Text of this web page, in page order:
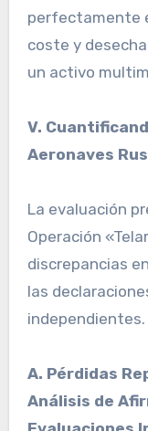
perfectamente
coste y
un activo
V.
Aeronaves
La evaluación
Operación
discrepancias
las
independientes.
A. Pérdidas
Análisis de